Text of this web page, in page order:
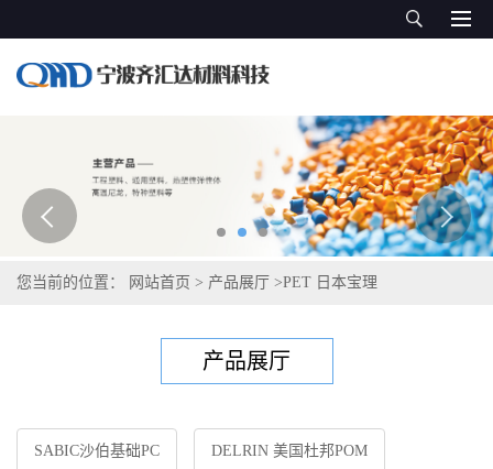
您当前的位置： 网站首页 > 产品展厅 >PET 日本宝理
产品展厅
SABIC沙伯基础PC DELRIN 美国杜邦POM